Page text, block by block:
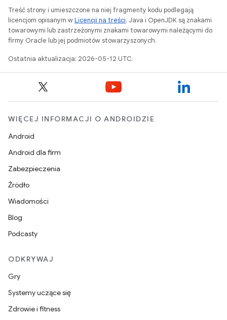
Treść strony i umieszczone na niej fragmenty kodu podlegają
licencjom opisanym wLicencji na treści. Java i OpenJDK są znakami
towarowymi lub zastrzeżonymi znakami towarowymi należącymi do
firmy Oracle lub jej podmiotów stowarzyszonych.
Ostatnia aktualizacja: 2026-05-12 UTC.
WIĘCEJ INFORMACJI O ANDROIDZIE
Android
Android dla firm
Zabezpieczenia
Źródło
Wiadomości
Blog
Podcasty
ODKRYWAJ
Gry
Systemy uczące się
Zdrowie i fitness